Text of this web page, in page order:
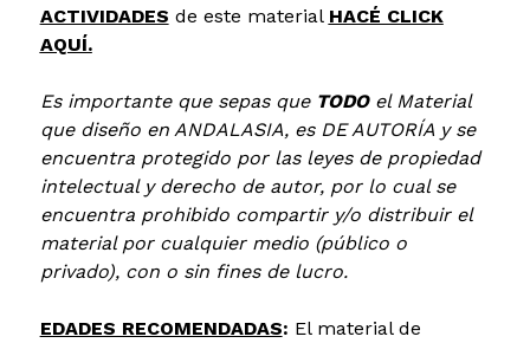
ACTIVIDADES de este material HACÉ CLICK
AQUÍ.
Es importante que sepas que TODO el Material
que diseño en ANDALASIA, es DE AUTORÍA y se
encuentra protegido por las leyes de propiedad
intelectual y derecho de autor, por lo cual se
encuentra prohibido compartir y/o distribuir el
material por cualquier medio (público o
privado), con o sin fines de lucro.
EDADES RECOMENDADAS: ​El material de